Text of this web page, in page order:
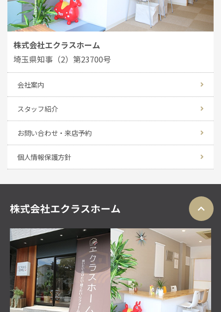
株式会社エクラスホーム
埼玉県知事（2）第23700号
会社案内
スタッフ紹介
お問い合わせ・来店予約
個人情報保護方針